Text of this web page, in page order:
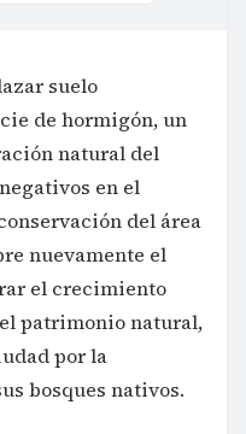
suelo
de hormigón, un
natural del
en el
del área
nuevamente el
el crecimiento
patrimonio natural,
por la
bosques nativos.